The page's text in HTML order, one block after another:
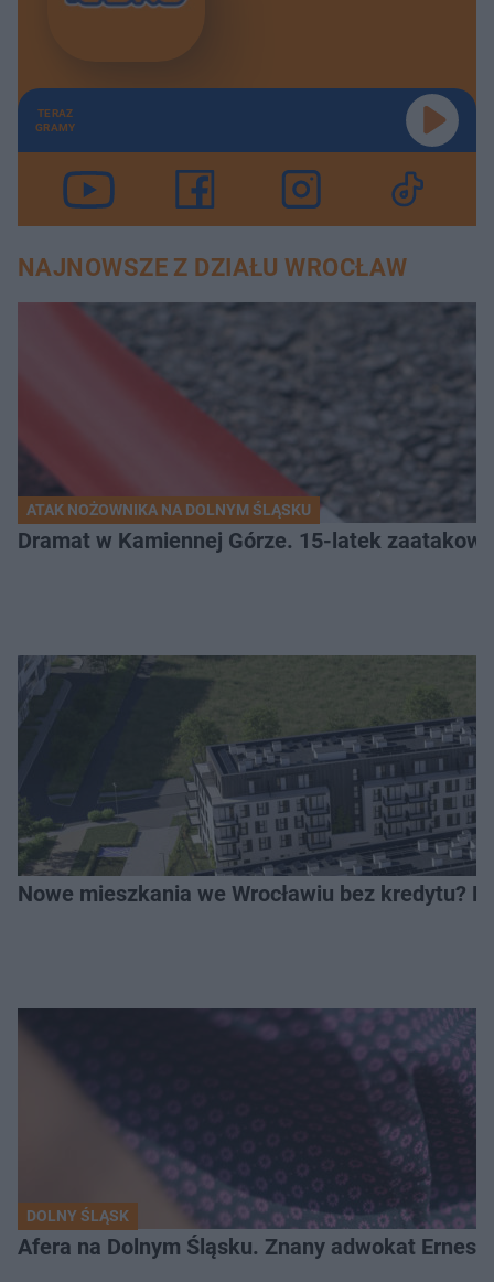
TERAZ
GRAMY
NAJNOWSZE Z DZIAŁU WROCŁAW
ATAK NOŻOWNIKA NA DOLNYM ŚLĄSKU
Dramat w Kamiennej Górze. 15-latek
Nowe mieszkania we Wrocławiu bez kredytu?
DOLNY ŚLĄSK
Afera na Dolnym Śląsku. Znany adwokat Ernest